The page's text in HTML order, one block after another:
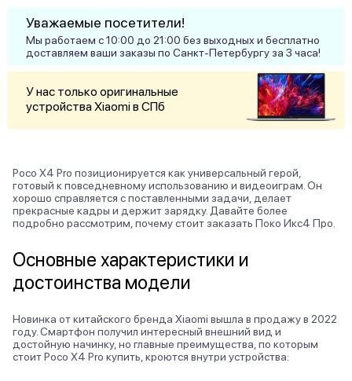
Уважаемые посетители!
Мы работаем с 10:00 до 21:00 без выходных и бесплатно
доставляем ваши заказы по Санкт-Петербургу за 3 часа!
У нас только оригинальные
устройства Xiaomi в СПб
Poco X4 Pro позиционируется как универсальный герой,
готовый к повседневному использованию и видеоиграм. Он
хорошо справляется с поставленными задачи, делает
прекрасные кадры и держит зарядку. Давайте более
подробно рассмотрим, почему стоит заказать Поко Икс4 Про.
Основные характеристики и
достоинства модели
Новинка от китайского бренда Xiaomi вышла в продажу в 2022
году. Смартфон получил интересный внешний вид и
достойную начинку, но главные преимущества, по которым
стоит Poco X4 Pro купить, кроются внутри устройства: